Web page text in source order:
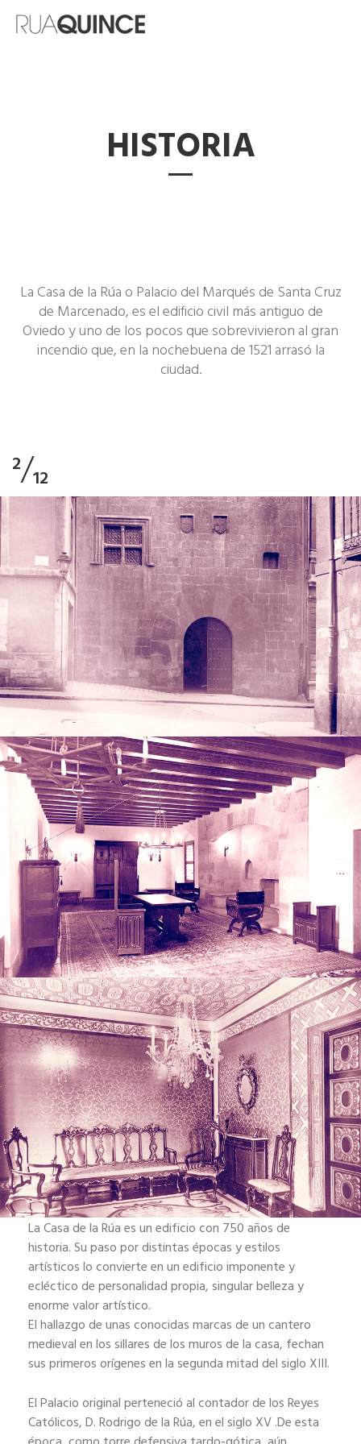
HISTORIA
La Casa de la Rúa o Palacio del Marqués de Santa Cruz
de Marcenado, es el edificio civil más antiguo de
Oviedo y uno de los pocos que sobrevivieron al gran
incendio que, en la nochebuena de 1521 arrasó la
ciudad.
2/12
La Casa de la Rúa es un edificio con 750 años de
historia. Su paso por distintas épocas y estilos
artísticos lo convierte en un edificio imponente y
ecléctico de personalidad propia, singular belleza y
enorme valor artístico.
El hallazgo de unas conocidas marcas de un cantero
medieval en los sillares de los muros de la casa, fechan
sus primeros orígenes en la segunda mitad del siglo XIII.
El Palacio original perteneció al contador de los Reyes
Católicos, D. Rodrigo de la Rúa, en el siglo XV .De esta